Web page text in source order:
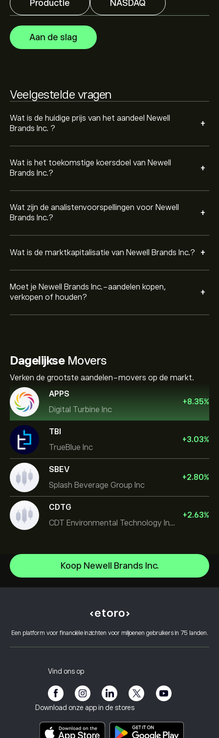
Productie NASDAQ
Aan de slag
Veelgestelde vragen
Wat is de huidige prijs van het aandeel Newell
Brands Inc. ?
+
Wat is het toekomstige koersdoel van Newell
Brands Inc.?
+
Wat zijn de analistenvoorspellingen voor Newell
Brands Inc.?
+
Analisten bieden voorspellingen voor Newell Brands Inc.
gebaseerd op markttrends, financiële rapporten en
verwachte groei. Bekijk de meest recente voorspelling
voor toekomstige koersbewegingen.
Wat is de marktkapitalisatie van Newell Brands Inc.? +
De marktkapitalisatie van Newell Brands Inc. is 2.56B‎$‎
Moet je Newell Brands Inc.-aandelen kopen,
verkopen of houden?
+
in de afgelopen 3 maanden, is de algemene consensus
DagelijkseMovers
Verken de grootste aandelen-movers op de markt.
APPS
Digital Turbine Inc
+8.35%
TBI
TrueBlue Inc
+3.03%
SBEV
Splash Beverage Group Inc
+2.80%
CDTG
CDT Environmental Technology Investment Holdings L
+2.63%
Koop Newell Brands Inc.
Een platform voor financiële inzichten voor miljoenen gebruikers in 75 landen.
Vind ons op
Download onze app in de stores
Micron Technology, Inc.
Space Exploration Technologies Corp
Constellation Energy Corp
Hoe u uw account kunt verifiëren
Kwetsbaarheid van de klant
Verantwoord handelen
Wat is hefboomwerking en marge
Kopen en verkopen uitgelegd
eToro Academie
eToro Reviews
Impressum
Regelgeving
Risicomelding
Algemene voorwaarden
Documenten met belangrijke informatie
Klachtengegevens (FCA-klanten)
Affiliate programma
Beleggingsverzekering